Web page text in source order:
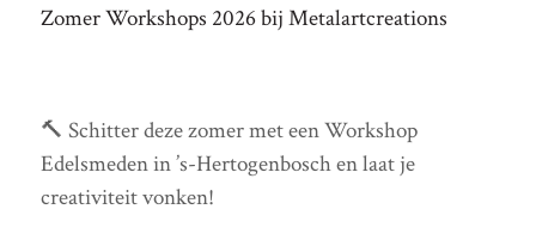
Zomer Workshops 2026 bij Metalartcreations
🔨 Schitter deze zomer met een Workshop
Edelsmeden in ’s-Hertogenbosch en laat je
creativiteit vonken!